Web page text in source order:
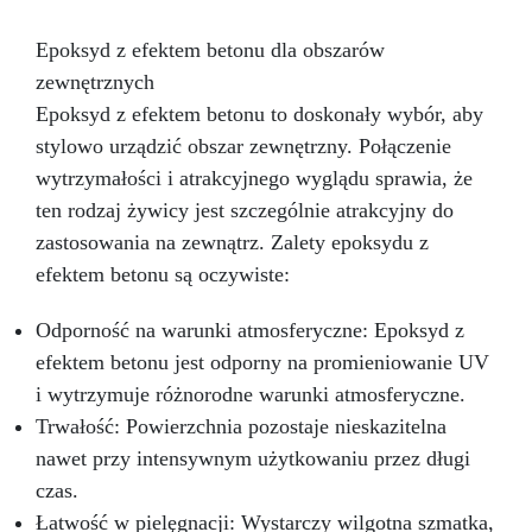
Przezroczysty, samopoziomujący, odporny na
promieniowanie UV system epoksydowy, który
tworzy twardą i błyszczącą warstwę ochronną
dla odlewów o grubości do 1cm. Powierzchnia
jest idealnie gładka i odporna na wilgoć.
Bezrozpuszczalnikowa i bezzapachowa żywica
epoksydowa. Niska wrażliwość na wilgoć
pozwala na pracę w każdych warunkach
atmosferycznych. Idealna do każdego typu
podłóg: – garażowe podłogi epoksydowe –
podłogi epoksydowe 3D – kwasoodporne
podłogi epoksydowe Zastosowanie: –
garażowe podłogi epoksydowe, fabryczne
podłogi epoksydowe, domowe podłogi
epoksydowe 3D, podłogi biurowe,
kwasoodporne podłogi epoksydowe; – dzieła
sztuki, tworzenie obiektów artystycznych
pokrycie powierzchni, przedmiotów i mebli, by
Epoksyd z efektem betonu dla obszarów
zewnętrznych
Epoksyd z efektem betonu to doskonały wybór, aby
stylowo urządzić obszar zewnętrzny. Połączenie
wytrzymałości i atrakcyjnego wyglądu sprawia, że
ten rodzaj żywicy jest szczególnie atrakcyjny do
zastosowania na zewnątrz. Zalety epoksydu z
efektem betonu są oczywiste:
Odporność na warunki atmosferyczne: Epoksyd z
efektem betonu jest odporny na promieniowanie UV
i wytrzymuje różnorodne warunki atmosferyczne.
Trwałość: Powierzchnia pozostaje nieskazitelna
nawet przy intensywnym użytkowaniu przez długi
czas.
Łatwość w pielęgnacji: Wystarczy wilgotna szmatka,